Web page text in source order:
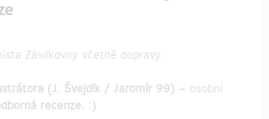
Zásilkovny včetně dopravy.
(J. Švejdík / Jaromír 99) + osobní
recenze. :)